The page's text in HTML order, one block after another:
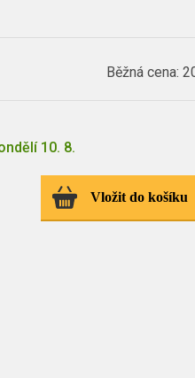
Běžná cena:
10. 8.
Vložit do košíku